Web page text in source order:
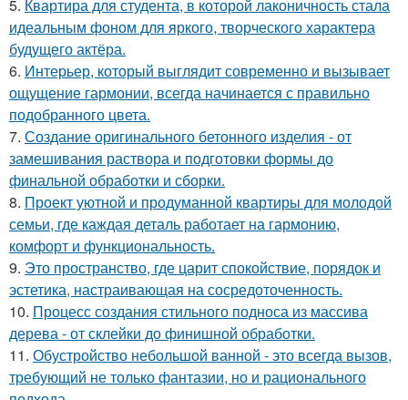
5. Квартира для студента, в которой лаконичность стала
идеальным фоном для яркого, творческого характера
будущего актёра.
6. Интерьер, который выглядит современно и вызывает
ощущение гармонии, всегда начинается с правильно
подобранного цвета.
7. Создание оригинального бетонного изделия - от
замешивания раствора и подготовки формы до
финальной обработки и сборки.
8. Проект уютной и продуманной квартиры для молодой
семьи, где каждая деталь работает на гармонию,
комфорт и функциональность.
9. Это пространство, где царит спокойствие, порядок и
эстетика, настраивающая на сосредоточенность.
10. Процесс создания стильного подноса из массива
дерева - от склейки до финишной обработки.
11. Обустройство небольшой ванной - это всегда вызов,
требующий не только фантазии, но и рационального